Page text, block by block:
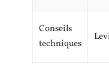
Conseils
techniques